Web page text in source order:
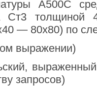
А500С
Ст3
— 80х80) по
выражении)
запросов)